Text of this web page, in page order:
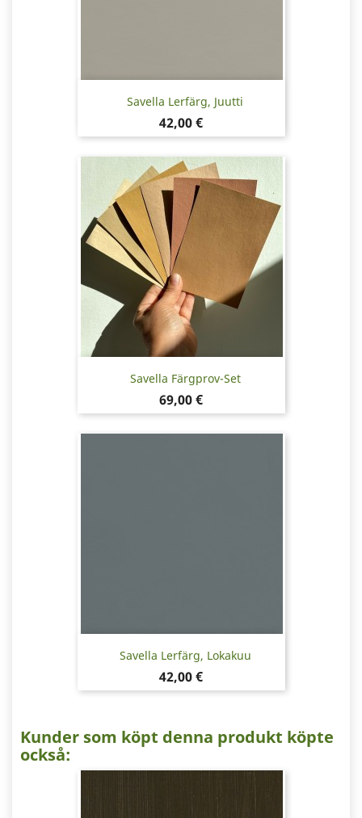
Savella Lerfärg, Juutti
Pris
42,00 €
Savella Färgprov-Set
Pris
69,00 €
Savella Lerfärg, Lokakuu
Pris
42,00 €
Kunder som köpt denna produkt köpte
också: